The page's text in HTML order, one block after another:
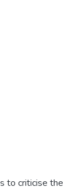
to criticise the